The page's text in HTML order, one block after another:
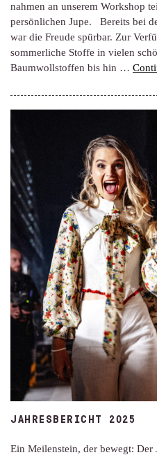
nahmen an unserem Workshop
persönlichen Jupe. Bereits bei
war die Freude spürbar. Zur
sommerliche Stoffe in vielen
Baumwollstoffen bis hin …
JAHRESBERICHT 2025
Ein Meilenstein, der bewegt: